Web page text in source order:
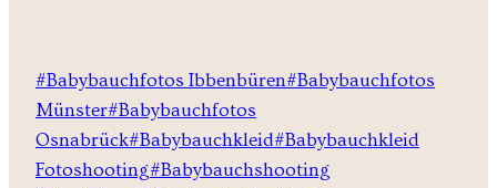
Schlagworte:
#Babybauchfotos Ibbenbüren#Babybauchfotos
Münster#Babybauchfotos
Osnabrück#Babybauchkleid#Babybauchkleid
Fotoshooting#Babybauchshooting